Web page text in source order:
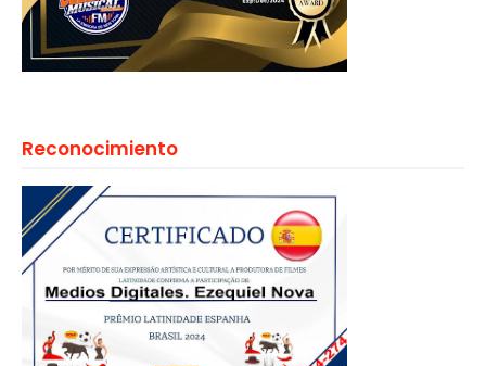
Reconocimiento